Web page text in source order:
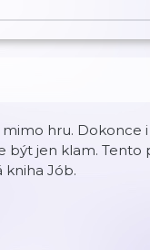
mimo hru. Dokonce
být jen klam. Tento
Jób.